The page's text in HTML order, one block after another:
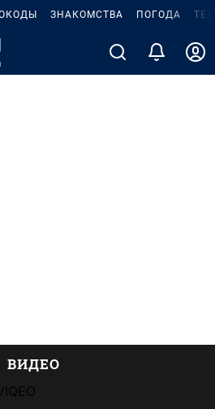
ЗНАКОМСТВА ПОГОДА
ВИДЕО